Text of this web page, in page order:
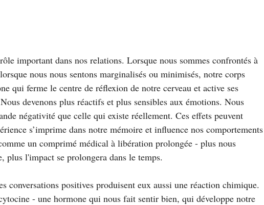
important dans nos relations. Lorsque nous sommes confrontés à
nous nous sentons marginalisés ou minimisés, notre corps
qui ferme le centre de réflexion de notre cerveau et active ses
devenons plus réactifs et plus sensibles aux émotions. Nous
négativité que celle qui existe réellement. Ces effets peuvent
s’imprime dans notre mémoire et influence nos comportements
un comprimé médical à libération prolongée - plus nous
l'impact se prolongera dans le temps.
conversations positives produisent eux aussi une réaction chimique.
- une hormone qui nous fait sentir bien, qui développe notre